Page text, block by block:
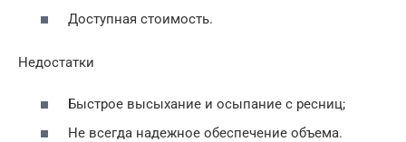
Доступная стоимость.
Недостатки
Быстрое высыхание и осыпание с ресниц;
Не всегда надежное обеспечение объема.